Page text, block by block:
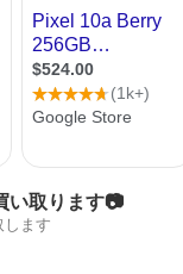
い取ります📷
します